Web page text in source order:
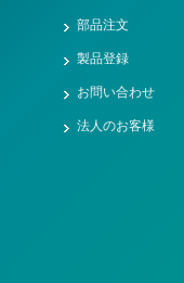
部品注文
製品登録
お問い合わせ
法人のお客様